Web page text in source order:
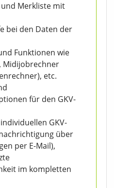
und Merkliste mit
bei den Daten der
Funktionen wie
Midijobrechner
etc.
für den GKV-
GKV-
über
per E-Mail),
im kompletten